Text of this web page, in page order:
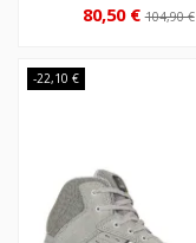
80,50 €104,90 €
-22,10 €